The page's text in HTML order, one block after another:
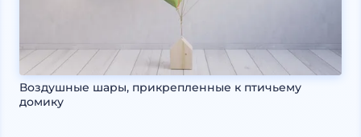
Воздушные шары, прикрепленные к птичьему
домику